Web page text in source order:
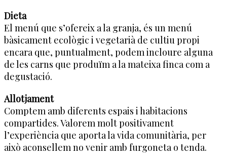
Dieta
El menú que s’ofereix a la granja, és un menú
bàsicament ecològic i vegetarià de cultiu propi
encara que, puntualment, podem incloure alguna
de les carns que produïm a la mateixa finca com a
degustació.
Allotjament
Comptem amb diferents espais i habitacions
compartides. Valorem molt positivament
l’experiència que aporta la vida comunitària, per
això aconsellem no venir amb furgoneta o tenda.